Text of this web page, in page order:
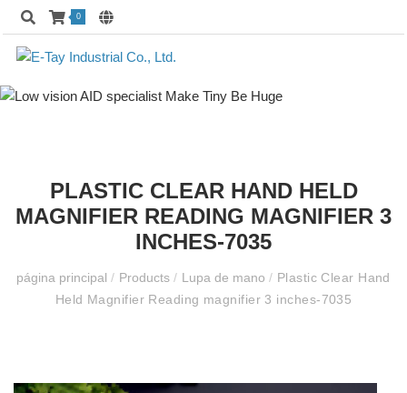
0
PLASTIC CLEAR HAND HELD
MAGNIFIER READING MAGNIFIER 3
INCHES-7035
página principal/ Products / Lupa de mano / Plastic Clear Hand
Held Magnifier Reading magnifier 3 inches-7035